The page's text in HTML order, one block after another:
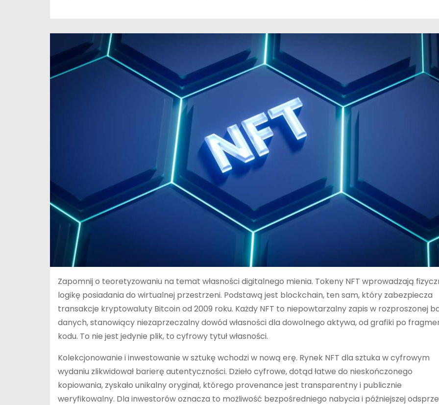
Zapomnij o teoretyzowaniu na temat własności digitalnego mienia. Tokeny NFT wprowadzają
logikę posiadania do wirtualnej przestrzeni. Podstawą jest blockchain, ten sam, który zabezpiecza
transakcje kryptowaluty Bitcoin od 2009 roku. Każdy NFT to niepowtarzalny zapis w rozproszonej
danych, stanowiący niezaprzeczalny dowód własności dla dowolnego aktywa, od grafiki po
kodu. To nie jest jedynie plik, to cyfrowy tytuł własności.
Kolekcjonowanie i inwestowanie w sztukę wchodzi w nową erę. Rynek NFT dla sztuka w cyfrowym
wydaniu zlikwidował barierę autentyczności. Dzieło cyfrowe, dotąd łatwe do nieskończonego
kopiowania, zyskało unikalny oryginał, którego provenance jest transparentny i publicznie
weryfikowalny. Dla inwestorów oznacza to możliwość bezpośredniego nabycia i późniejszej